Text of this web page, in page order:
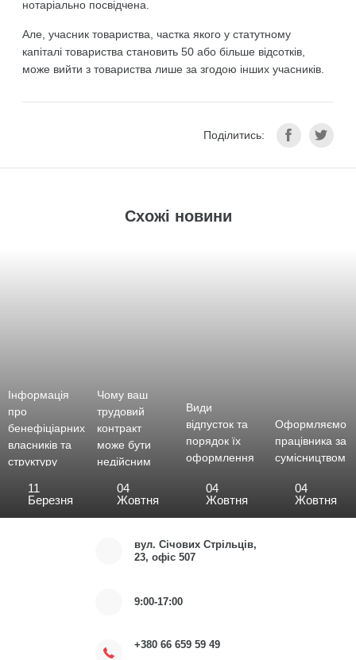
нотаріально посвідчена.
Але, учасник товариства, частка якого у статутному
капіталі товариства становить 50 або більше відсотків,
може вийти з товариства лише за згодою інших учасників.
Поділитись:
Схожі новини
Інформація
про
бенефіціарних
власників та
структуру
правила
11
Березня
Чому ваш
трудовий
контракт
може бути
недійсним
04
Жовтня
Види
відпусток та
порядок їх
оформлення
04
Жовтня
Оформляємо
працівника за
сумісництвом
04
Жовтня
вул. Січових Cтрільців,
23, офіс 507
9:00-17:00
+380 66 659 59 49